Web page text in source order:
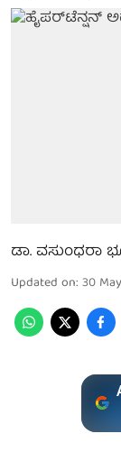
ಡಾ. ವಸುಂಧರಾ
Updated on: 30